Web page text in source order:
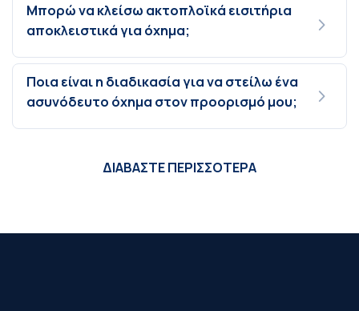
Μπορώ να κλείσω ακτοπλοϊκά εισιτήρια
αποκλειστικά για όχημα;
Ποια είναι η διαδικασία για να στείλω ένα
ασυνόδευτο όχημα στον προορισμό μου;
ΔΙΑΒΑΣΤΕ ΠΕΡΙΣΣΟΤΕΡΑ